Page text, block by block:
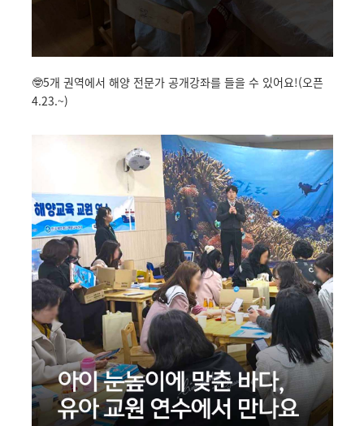
🤓5개 권역에서 해양 전문가 공개강좌를 들을 수 있어요!(오픈
4.23.~)